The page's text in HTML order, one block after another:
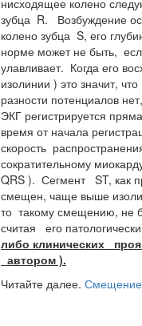
нисходящее колено
зубца R. Возбуждение
колено зубца S, его
норме может не быть,
улавливает. Когда его
изолинии ) это значит,
разности потенциалов
ЭКГ регистрируется
время от начала
скорость
сократительному
QRS ). Сегмент ST, как
смещен, чаще выше
то такому смещению, не
считая его
либо клинических
автором ).
Читайте далее. Смещение